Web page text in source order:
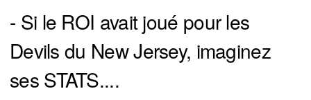
- Si le ROI avait joué pour les
Devils du New Jersey, imaginez
ses STATS....